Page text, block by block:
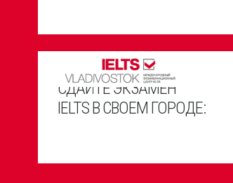
СДАЙТЕ ЭКЗАМЕН
IELTS В СВОЕМ ГОРОДЕ: